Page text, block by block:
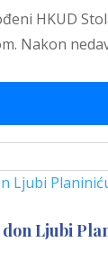
HKUD
Nakon
Ljubi